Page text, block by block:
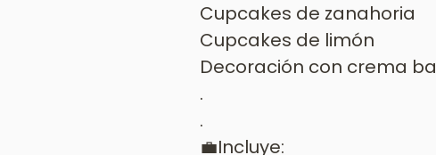
Cupcakes de zanahoria
Cupcakes de limón
Decoración con crema
.
.
💼Incluye: